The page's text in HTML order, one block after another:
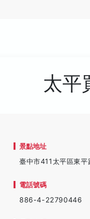
太平
景點地址
臺中市411太平區東
電話號碼
886-4-22790446